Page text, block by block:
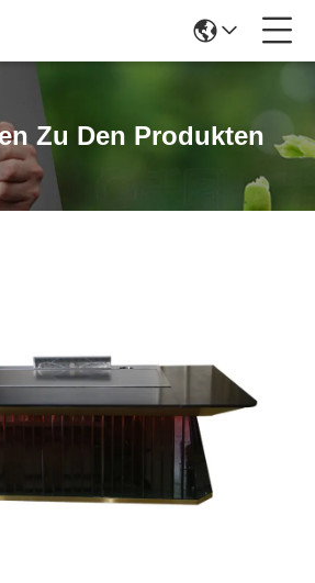
Zu Den Produkten